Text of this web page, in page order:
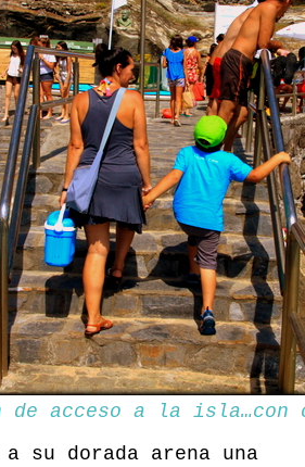
de acceso a la isla…con
su dorada arena una